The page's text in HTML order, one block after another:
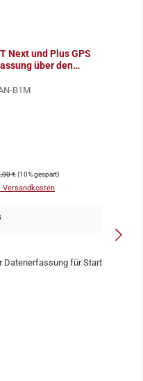
Next und Plus GPS
über den
B1M
€(10% gespart)
Versandkosten